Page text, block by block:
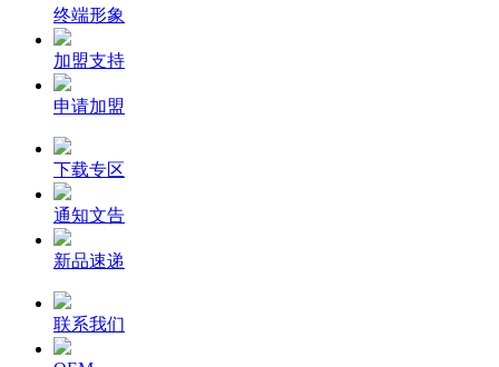
终端形象
加盟支持
申请加盟
下载专区
通知文告
新品速递
联系我们